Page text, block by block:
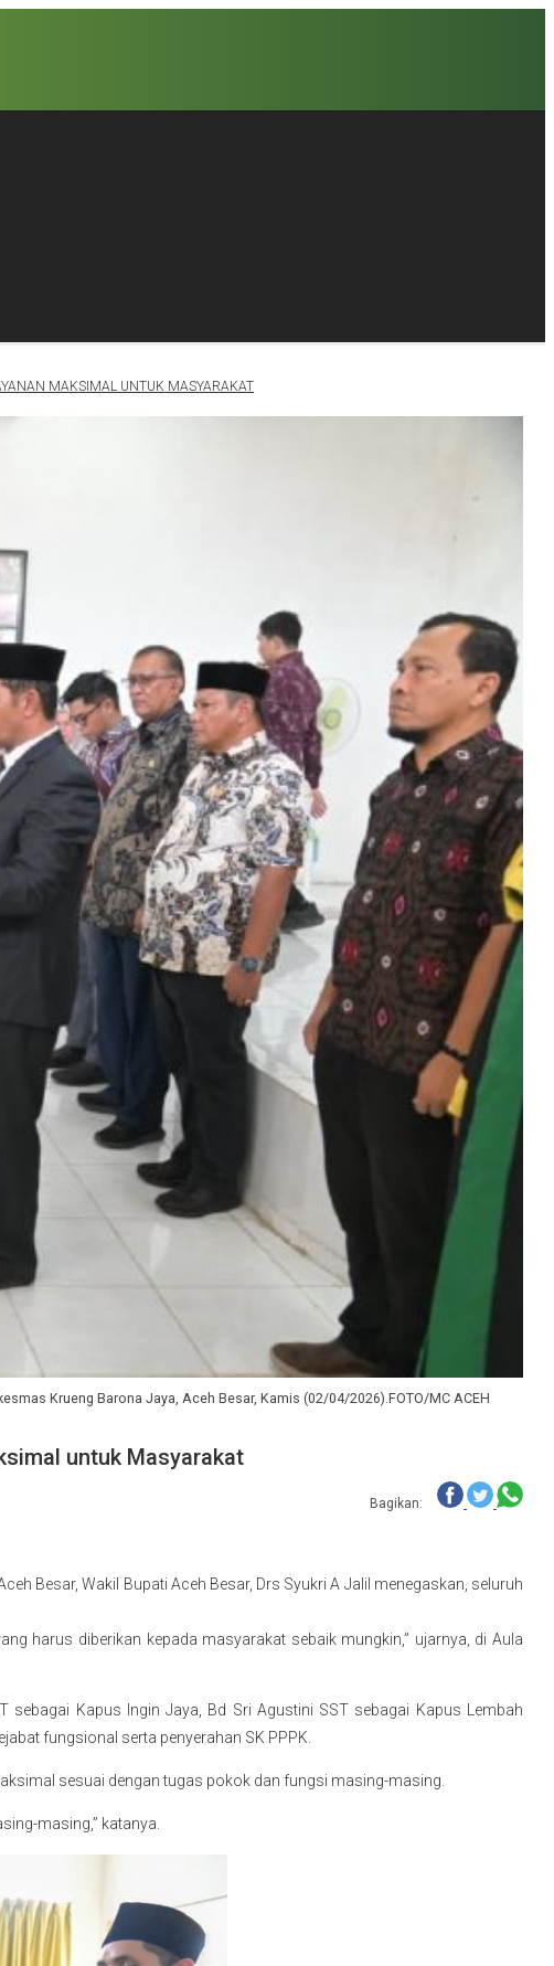
MAKSIMAL UNTUK MASYARAKAT
Krueng Barona Jaya, Aceh Besar, Kamis (02/04/2026).FOTO/MC ACEH
untuk Masyarakat
Bagikan:
Besar, Wakil Bupati Aceh Besar, Drs Syukri A Jalil menegaskan, seluruh
harus diberikan kepada masyarakat sebaik mungkin,” ujarnya, di Aula
Kapus Ingin Jaya, Bd Sri Agustini SST sebagai Kapus Lembah
fungsional serta penyerahan SK PPPK.
sesuai dengan tugas pokok dan fungsi masing-masing.
masing,” katanya.